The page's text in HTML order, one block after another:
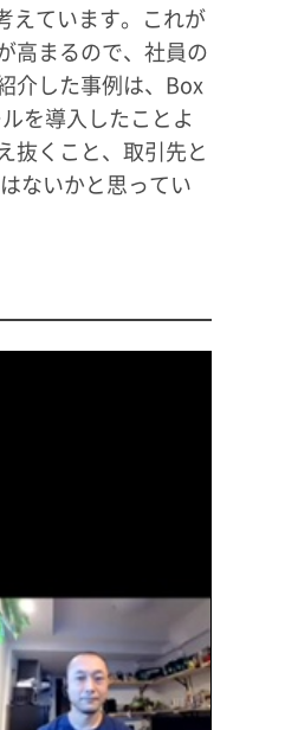
えています。これが
高まるので、社員の
介した事例は、Box
を導入したことよ
抜くこと、取引先と
ないかと思ってい